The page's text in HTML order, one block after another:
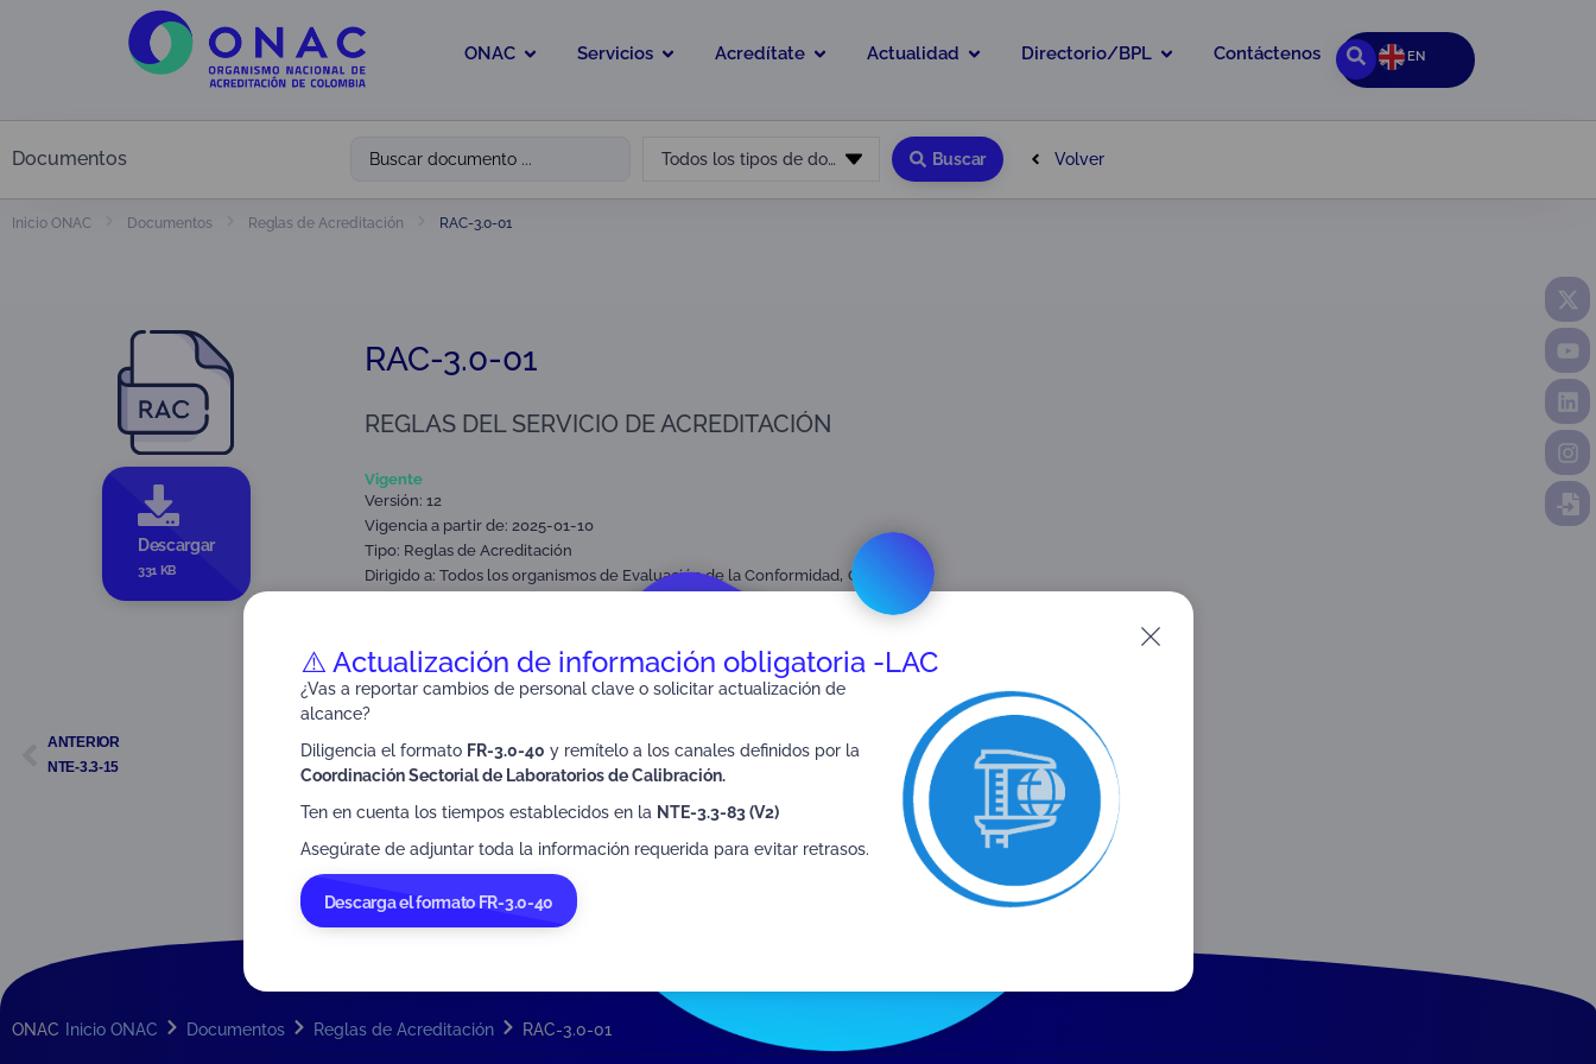
ONAC Servicios Acredítate Actualidad Directorio/BPL Contáctenos EN
Documentos Todos los tipos de documento Buscar Volver
Inicio ONAC Documentos Reglas de Acreditación RAC-3.0-01
Descargar
331 KB
RAC-3.0-01
REGLAS DEL SERVICIO DE ACREDITACIÓN
Vigente
Versión: 12
Vigencia a partir de: 2025-01-10
Tipo: Reglas de Acreditación
Dirigido a: Todos los organismos de Evaluación de la Conformidad, ONAC
Proceso de acreditación
ANTERIOR
NTE-3.3-15
SIGUIENTE
RAC-3.0-03
ONAC Inicio ONAC Documentos Reglas de Acreditación RAC-3.0-01
⚠️ Actualización de información obligatoria -LAC
¿Vas a reportar cambios de personal clave o solicitar actualización de
alcance?
Diligencia el formato FR-3.0-40 y remítelo a los canales definidos por la
Coordinación Sectorial de Laboratorios de Calibración.
Ten en cuenta los tiempos establecidos en la NTE-3.3-83 (V2)
Asegúrate de adjuntar toda la información requerida para evitar retrasos.
Descarga el formato FR-3.0-40